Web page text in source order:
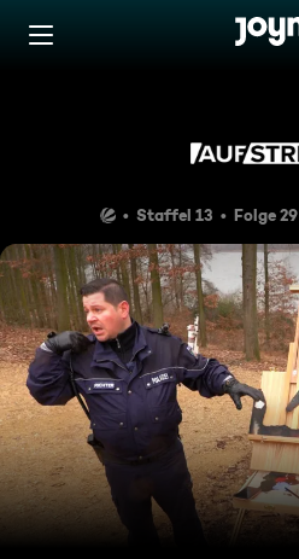
Zum Inhalt springen
Staffel 13 Folge 29